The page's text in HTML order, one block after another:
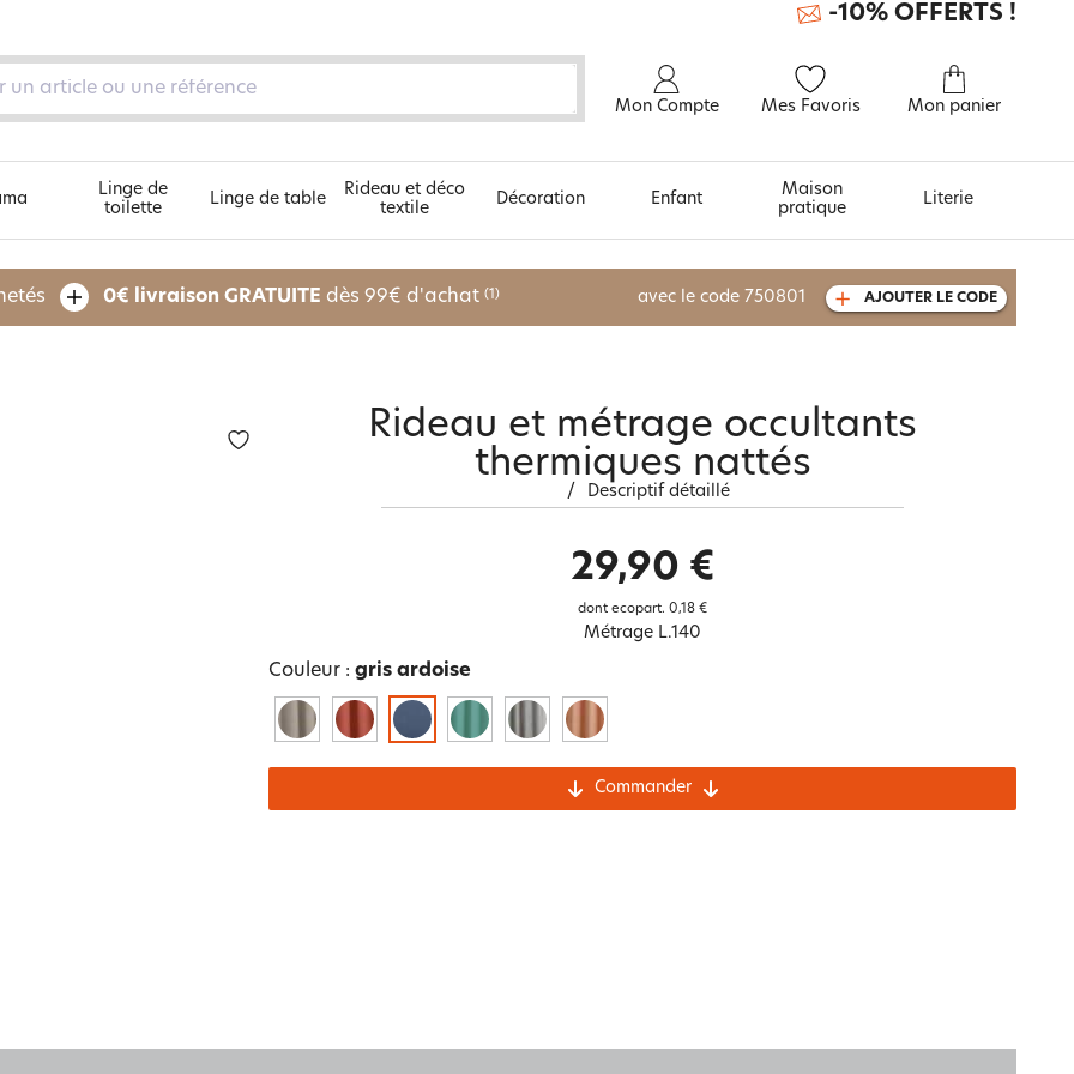
Mon Compte Mes Favoris Mon panier
-10% OFFERTS !
Découvrez nos 5 univers
Féminité et poésie
À découvrir aussi
Urban et arty
Linge de
toilette
Linge de table
Rideau et déco
textile
Décoration Enfant
Maison
pratique
Literie
0€ livraison GRATUITE dès 99€ d'achat (1) avec le code 750801 AJOUTER LE CODE
Rideau et métrage occultants
thermiques nattés
/ Descriptif détaillé
29,90 €
dont ecopart. 0,18 €
Métrage L.140
Couleur : gris ardoise
Commander